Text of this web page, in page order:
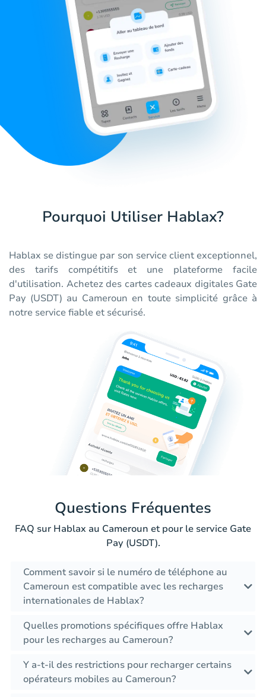
Pourquoi Utiliser Hablax?
Hablax se distingue par son service client exceptionnel,
des tarifs compétitifs et une plateforme facile
d'utilisation. Achetez des cartes cadeaux digitales Gate
Pay (USDT) au Cameroun en toute simplicité grâce à
notre service fiable et sécurisé.
Questions Fréquentes
FAQ sur Hablax au Cameroun et pour le service Gate
Pay (USDT).
Comment savoir si le numéro de téléphone au
Cameroun est compatible avec les recharges
internationales de Hablax?
Quelles promotions spécifiques offre Hablax
pour les recharges au Cameroun?
Y a-t-il des restrictions pour recharger certains
opérateurs mobiles au Cameroun?